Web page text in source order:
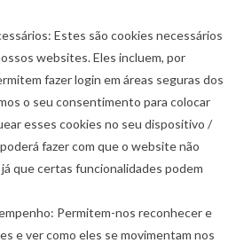
Estes são cookies necessários
websites. Eles incluem, por
fazer login em áreas seguras dos
o seu consentimento para colocar
esses cookies no seu dispositivo /
fazer com que o website não
que certas funcionalidades podem
Permitem-nos reconhecer e
e ver como eles se movimentam nos